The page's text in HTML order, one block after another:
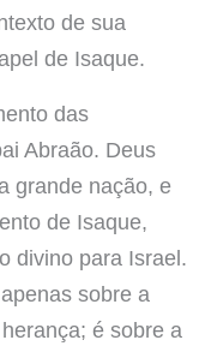
de sua
de Isaque.
das
Abraão. Deus
grande nação, e
de Isaque,
divino para Israel.
sobre a
é sobre a